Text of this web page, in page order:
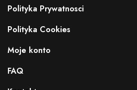
Polityka Prywatnosci
Polityka Cookies
Moje konto
FAQ